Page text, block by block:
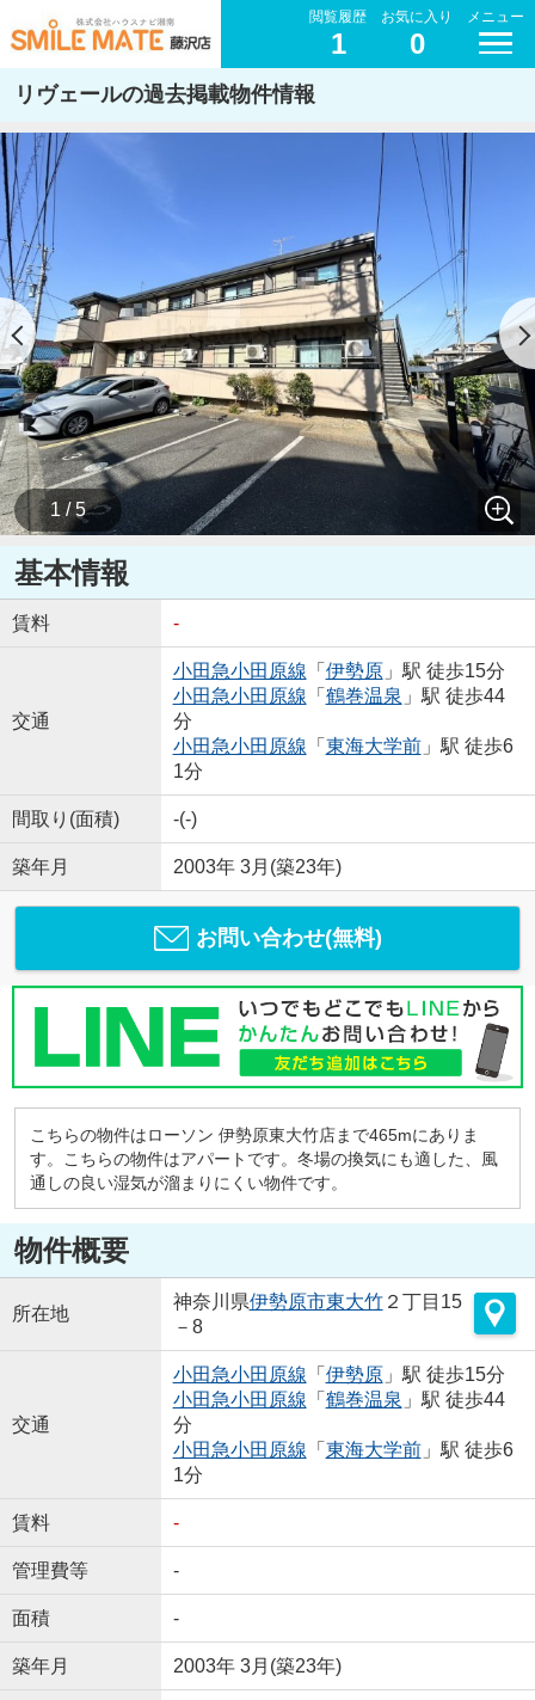
閲覧履歴
1
お気に入り
0
メニュー
リヴェールの過去掲載物件情報
1 / 5
基本情報
賃料 -
交通
小田急小田原線 「 伊勢原」駅 徒歩15分
小田急小田原線 「 鶴巻温泉 」駅 徒歩44
分
小田急小田原線 「 東海大学前」駅 徒歩6
1分
間取り(面積) -(-)
築年月 2003年 3月(築23年)
お問い合わせ(無料)
こちらの物件はローソン 伊勢原東大竹店まで465mにありま
す。こちらの物件はアパートです。冬場の換気にも適した、風
通しの良い湿気が溜まりにくい物件です。
物件概要
所在地
神奈川県伊勢原市東大竹２丁目15
－8
交通
小田急小田原線 「 伊勢原」駅 徒歩15分
小田急小田原線 「 鶴巻温泉 」駅 徒歩44
分
小田急小田原線 「 東海大学前」駅 徒歩6
1分
賃料 -
管理費等 -
面積 -
築年月 2003年 3月(築23年)